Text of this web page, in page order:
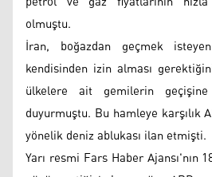
olmuştu.
İran, boğazdan geçmek
kendisinden izin alması
ülkelere ait gemilerin
duyurmuştu. Bu hamleye karşılık
yönelik deniz ablukası ilan etmişti.
Yarı resmi Fars Haber Ajansı'nın